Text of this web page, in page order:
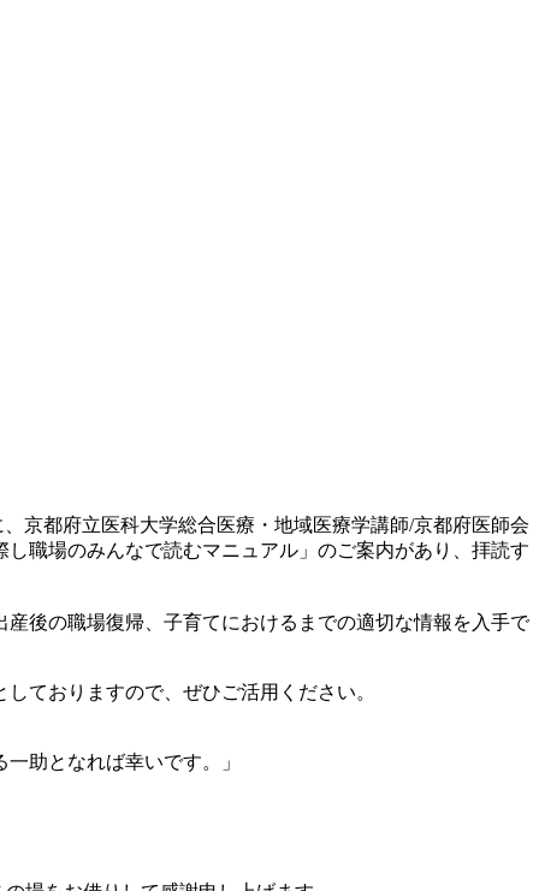
京都府立医科大学総合医療・地域医療学講師/京都府医師会
職場のみんなで読むマニュアル」のご案内があり、拝読す
後の職場復帰、子育てにおけるまでの適切な情報を入手で
ておりますので、ぜひご活用ください。
助となれば幸いです。」